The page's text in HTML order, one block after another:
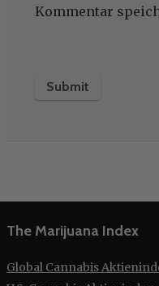
Kommentar
The Marijuana Index
Global Cannabis